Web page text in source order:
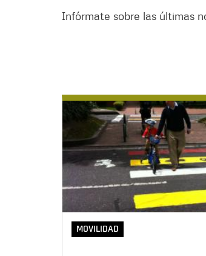
Infórmate sobre las últimas
MOVILIDAD